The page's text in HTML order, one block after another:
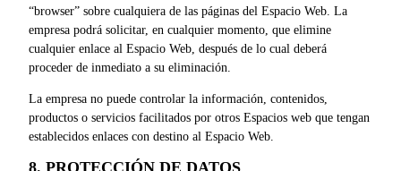
“browser” sobre cualquiera de las páginas del Espacio Web. La
empresa podrá solicitar, en cualquier momento, que elimine
cualquier enlace al Espacio Web, después de lo cual deberá
proceder de inmediato a su eliminación.
La empresa no puede controlar la información, contenidos,
productos o servicios facilitados por otros Espacios web que tengan
establecidos enlaces con destino al Espacio Web.